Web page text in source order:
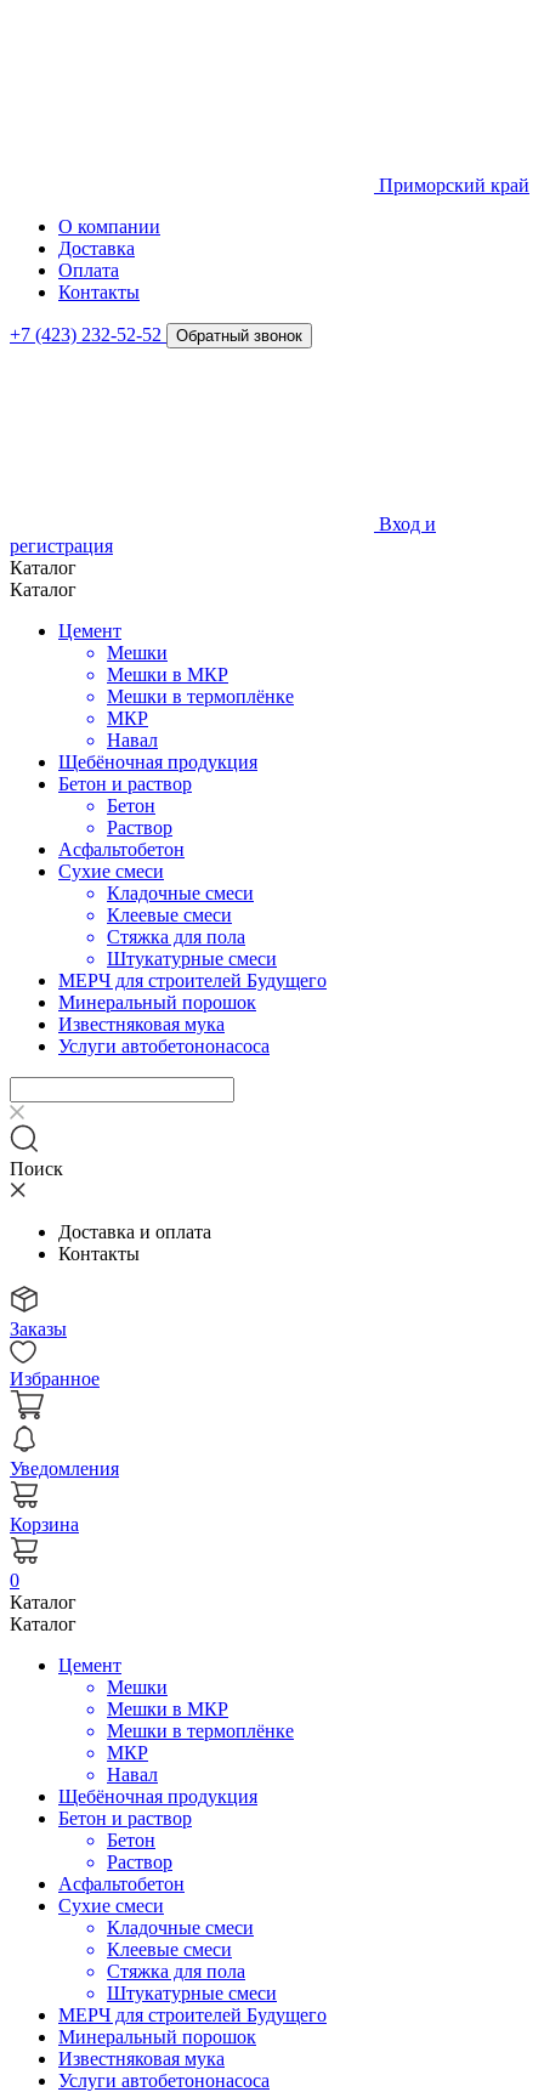
Приморский край
О компании
Доставка
Оплата
Контакты
+7 (423) 232-52-52 Обратный звонок
Вход и
регистрация
Каталог
Каталог
Цемент
Мешки
Мешки в МКР
Мешки в термоплёнке
МКР
Навал
Щебёночная продукция
Бетон и раствор
Бетон
Раствор
Асфальтобетон
Сухие смеси
Кладочные смеси
Клеевые смеси
Стяжка для пола
Штукатурные смеси
МЕРЧ для строителей Будущего
Минеральный порошок
Известняковая мука
Услуги автобетононасоса
Поиск
Доставка и оплата
Контакты
Заказы
Избранное
Уведомления
Корзина
0
Каталог
Каталог
Цемент
Мешки
Мешки в МКР
Мешки в термоплёнке
МКР
Навал
Щебёночная продукция
Бетон и раствор
Бетон
Раствор
Асфальтобетон
Сухие смеси
Кладочные смеси
Клеевые смеси
Стяжка для пола
Штукатурные смеси
МЕРЧ для строителей Будущего
Минеральный порошок
Известняковая мука
Услуги автобетононасоса